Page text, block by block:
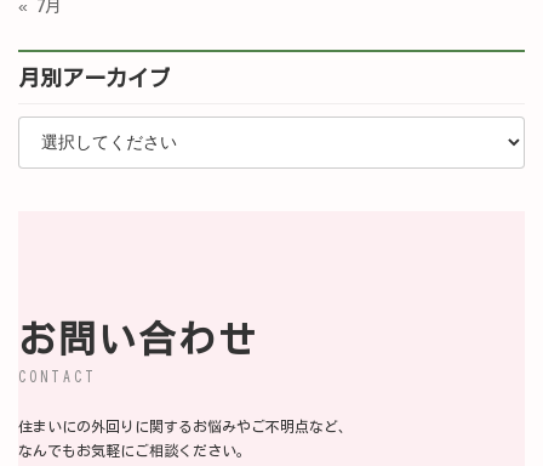
« 7月
月別アーカイブ
お問い合わせ
CONTACT
住まいにの外回りに関するお悩みやご不明点など、
なんでもお気軽にご相談ください。